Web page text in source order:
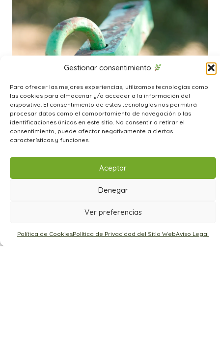
Gestionar consentimiento
Para ofrecer las mejores experiencias, utilizamos tecnologías como
las cookies para almacenar y/o acceder a la información del
dispositivo. El consentimiento de estas tecnologías nos permitirá
procesar datos como el comportamiento de navegación o las
identificaciones únicas en este sitio. No consentir o retirar el
consentimiento, puede afectar negativamente a ciertas
características y funciones.
Aceptar
Denegar
Ver preferencias
Política de CookiesPolítica de Privacidad del Sitio WebAviso Legal